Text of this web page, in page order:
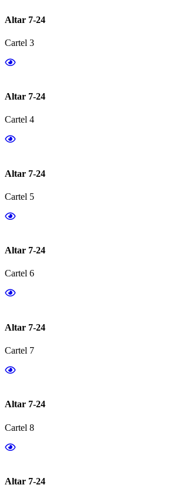
Altar 7-24
Cartel 3
Altar 7-24
Cartel 4
Altar 7-24
Cartel 5
Altar 7-24
Cartel 6
Altar 7-24
Cartel 7
Altar 7-24
Cartel 8
Altar 7-24